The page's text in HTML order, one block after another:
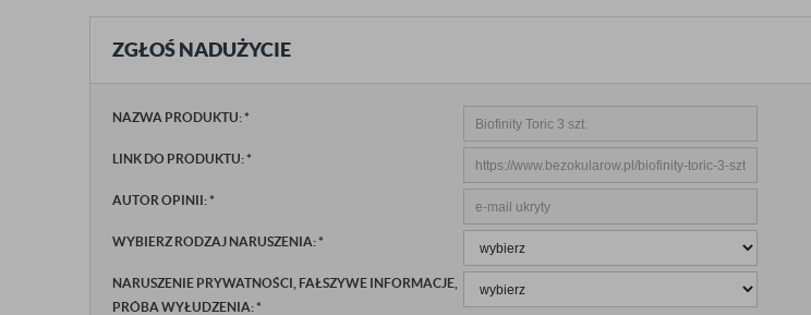
ZGŁOŚ NADUŻYCIE
NAZWA PRODUKTU:*
LINK DO PRODUKTU:*
AUTOR OPINII:*
WYBIERZ RODZAJ NARUSZENIA:*
NARUSZENIE PRYWATNOŚCI, FAŁSZYWE INFORMACJE,
PRÓBA WYŁUDZENIA:*